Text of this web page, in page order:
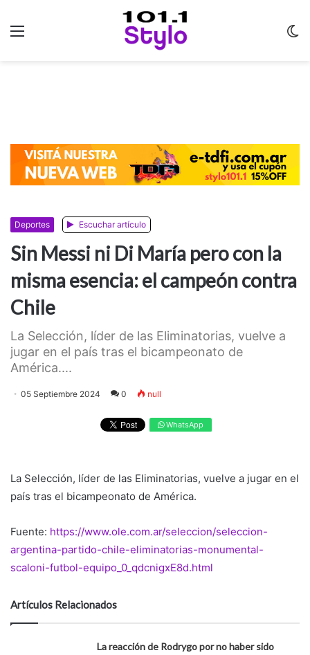
Deportes Escuchar artículo
Sin Messi ni Di María pero con la
misma esencia: el campeón contra
Chile
La Selección, líder de las Eliminatorias, vuelve a
jugar en el país tras el bicampeonato de
América....
05 Septiembre 2024 0 null
WhatsApp
La Selección, líder de las Eliminatorias, vuelve a jugar en el
país tras el bicampeonato de América.
Fuente: https://www.ole.com.ar/seleccion/seleccion-
argentina-partido-chile-eliminatorias-monumental-
scaloni-futbol-equipo_0_qdcnigxE8d.html
Artículos Relacionados
La reacción de Rodrygo por no haber sido